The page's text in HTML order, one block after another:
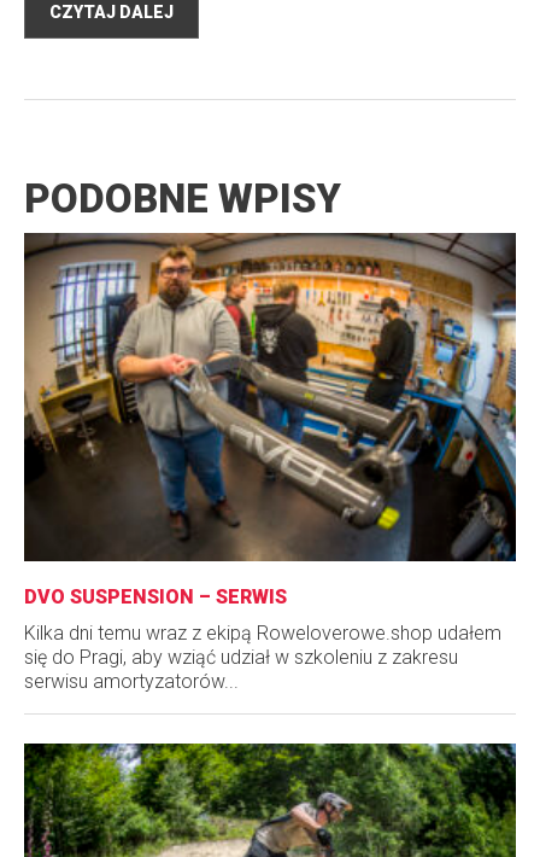
CZYTAJ DALEJ
PODOBNE WPISY
DVO SUSPENSION – SERWIS
Kilka dni temu wraz z ekipą Roweloverowe.shop udałem
się do Pragi, aby wziąć udział w szkoleniu z zakresu
serwisu amortyzatorów...